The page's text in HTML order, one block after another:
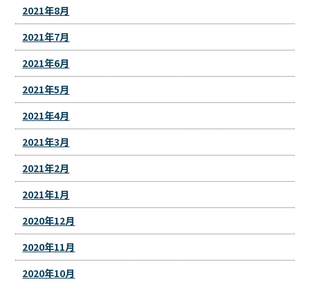
2021年8月
2021年7月
2021年6月
2021年5月
2021年4月
2021年3月
2021年2月
2021年1月
2020年12月
2020年11月
2020年10月